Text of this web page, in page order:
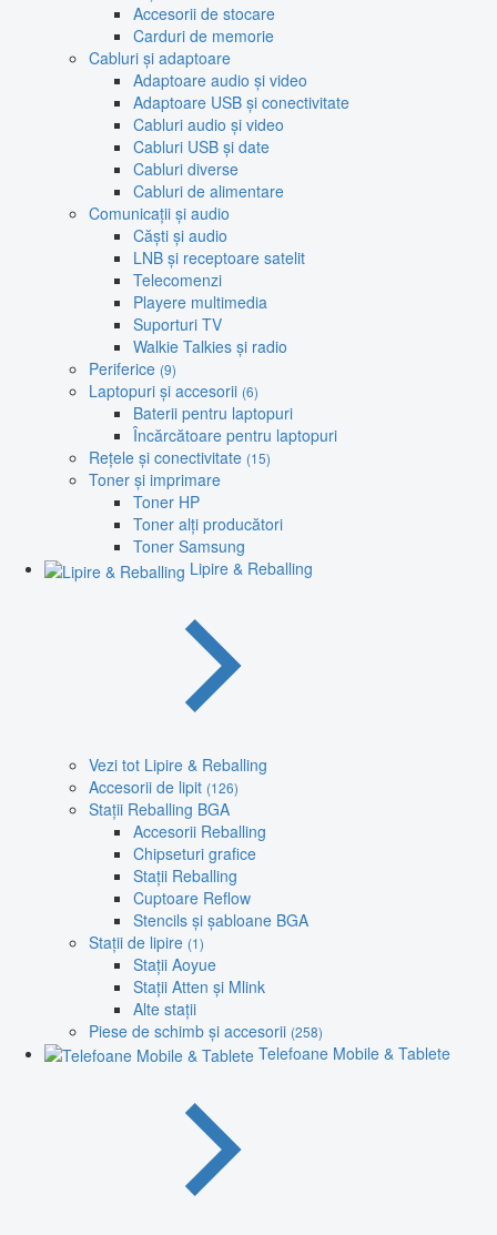
Accesorii de stocare
Carduri de memorie
Cabluri și adaptoare
Adaptoare audio și video
Adaptoare USB și conectivitate
Cabluri audio și video
Cabluri USB și date
Cabluri diverse
Cabluri de alimentare
Comunicații și audio
Căști și audio
LNB și receptoare satelit
Telecomenzi
Playere multimedia
Suporturi TV
Walkie Talkies și radio
Periferice (9)
Laptopuri și accesorii (6)
Baterii pentru laptopuri
Încărcătoare pentru laptopuri
Rețele și conectivitate (15)
Toner și imprimare
Toner HP
Toner alți producători
Toner Samsung
Lipire & Reballing
Vezi tot Lipire & Reballing
Accesorii de lipit (126)
Stații Reballing BGA
Accesorii Reballing
Chipseturi grafice
Stații Reballing
Cuptoare Reflow
Stencils și șabloane BGA
Stații de lipire (1)
Stații Aoyue
Stații Atten și Mlink
Alte stații
Piese de schimb și accesorii (258)
Telefoane Mobile & Tablete